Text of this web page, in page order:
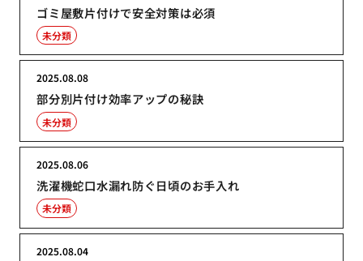
ゴミ屋敷片付けで安全対策は必須
未分類
部分別片付け効率アップの秘訣
2025.08.08
未分類
洗濯機蛇口水漏れ防ぐ日頃のお手入れ
2025.08.06
未分類
2025.08.04